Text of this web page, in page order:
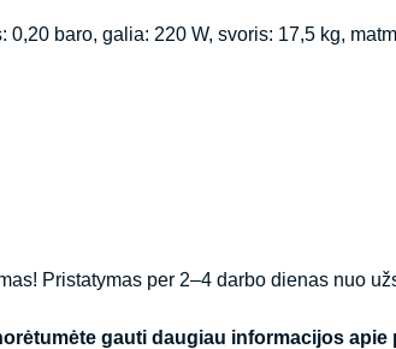
baro, galia: 220 W, svoris: 17,5 kg,
Pristatymas per 2–4 darbo dienas nuo
gauti daugiau informacijos apie